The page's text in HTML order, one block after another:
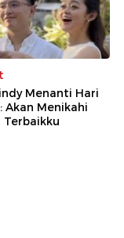
Menanti Hari
Akan Menikahi
Terbaikku